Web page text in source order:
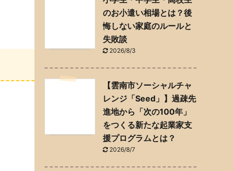
のお小遣い相場とは？後
悔しない家庭のルールと
失敗談
2026/8/3
【雲南市ソーシャルチャ
レンジ「Seed」】過疎先
進地から「次の100年」
をつくる新たな起業家支
援プログラムとは？
2026/8/7